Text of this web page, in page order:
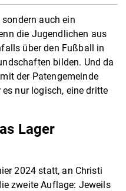
auch ein
die Jugendlichen aus
über den Fußball in
bilden. Und da
der Patengemeinde
nur logisch, eine dritte
Lager
2024 statt, an Christi
zweite Auflage: Jeweils